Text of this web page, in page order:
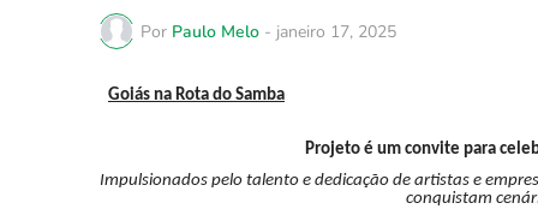
Por Paulo Melo - janeiro 17, 2025
Goiás na Rota do Samba
Projeto é um convite para
Impulsionados pelo talento e dedicação de artistas e
conquistam